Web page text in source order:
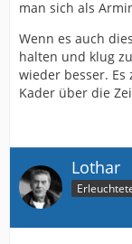
man sich als
Wenn es auch
halten und klug
wieder besser.
Kader über die
Lothar